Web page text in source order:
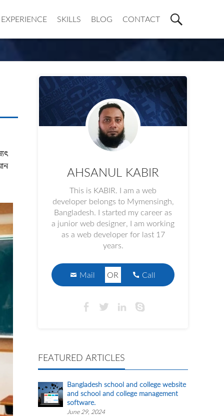
EXPERIENCE SKILLS BLOG CONTACT
AHSANUL KABIR
This is KABIR. I am a web
developer belongs to Mymensingh,
Bangladesh. I started my career as
a junior web designer, I am working
as a web developer for last 17
years.
Mail OR Call
FEATURED ARTICLES
Bangladesh school and college website
and school and college management
software.
June 29, 2024